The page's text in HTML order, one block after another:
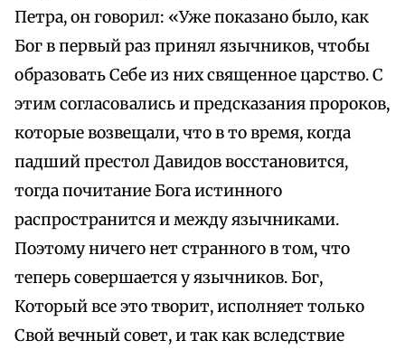
Петра, он говорил: «Уже показано было, как
Бог в первый раз принял язычников, чтобы
образовать Себе из них священное царство. С
этим согласовались и предсказания пророков,
которые возвещали, что в то время, когда
падший престол Давидов восстановится,
тогда почитание Бога истинного
распространится и между язычниками.
Поэтому ничего нет странного в том, что
теперь совершается у язычников. Бог,
Который все это творит, исполняет только
Свой вечный совет, и так как вследствие